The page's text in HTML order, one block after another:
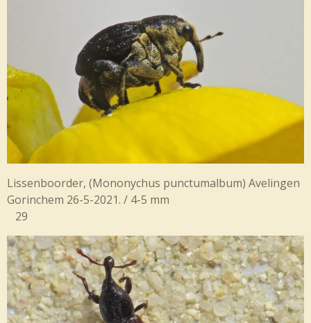
Lissenboorder, (Mononychus punctumalbum) Avelingen
Gorinchem 26-5-2021. / 4-5 mm
29